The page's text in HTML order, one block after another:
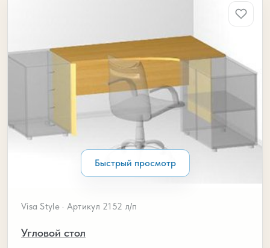
Быстрый просмотр
Visa Style · Артикул 2152 л/п
Угловой стол